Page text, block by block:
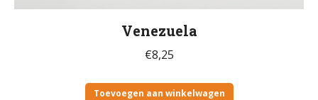
Venezuela
€8,25
Toevoegen aan winkelwagen